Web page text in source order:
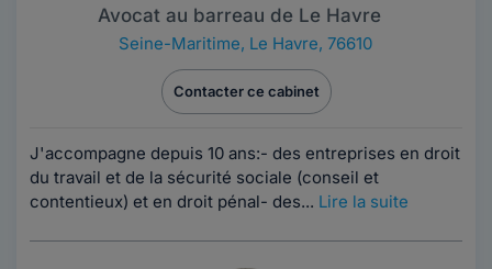
Avocat au barreau de Le Havre
Seine-Maritime, Le Havre, 76610
Contacter ce cabinet
J'accompagne depuis 10 ans:- des entreprises en droit
du travail et de la sécurité sociale (conseil et
contentieux) et en droit pénal- des... Lire la suite